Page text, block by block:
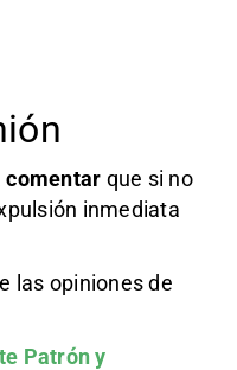
comentar que si no
inmediata
las opiniones de
Patróny